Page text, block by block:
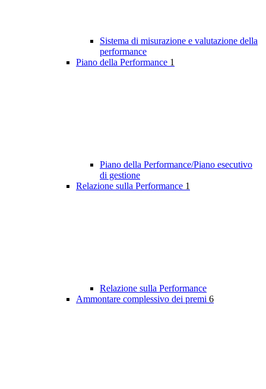
Sistema di misurazione e valutazione della
performance
Piano della Performance 1
Piano della Performance/Piano esecutivo
di gestione
Relazione sulla Performance 1
Relazione sulla Performance
Ammontare complessivo dei premi 6